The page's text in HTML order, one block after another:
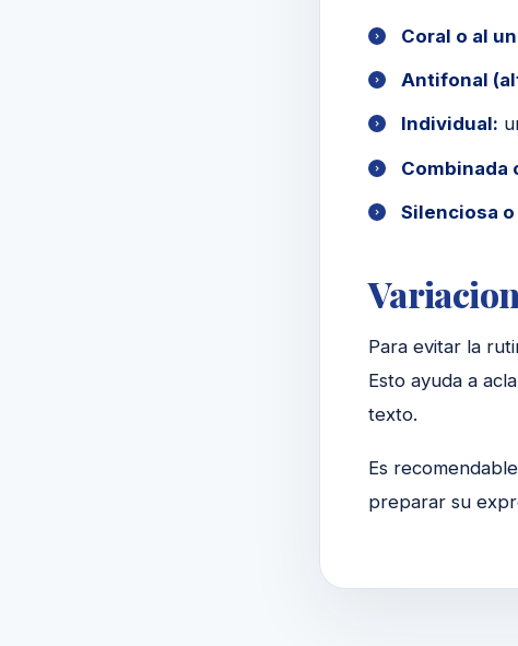
Coral o al
Antifonal
Individual:
Combinada
Silenciosa
Para evitar la
Esto ayuda a
texto.
Es
preparar su